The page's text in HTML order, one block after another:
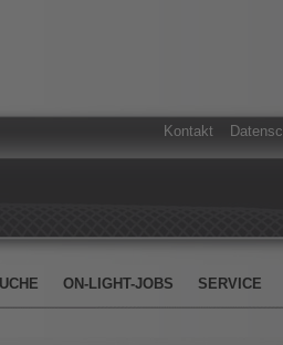
Kontakt
ON-LIGHT-JOBS SERVICE